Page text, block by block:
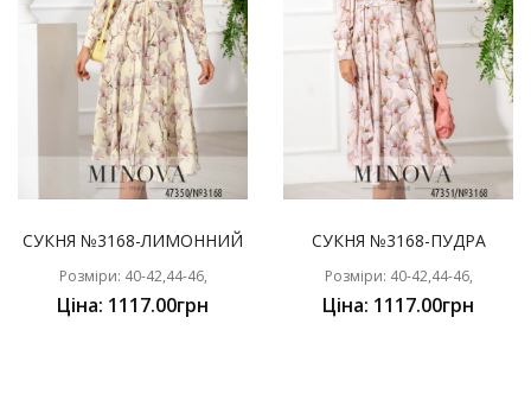
СУКНЯ №3168-ЛИМОННИЙ
Розміри: 40-42,44-46,
Ціна: 1117.00грн
СУКНЯ №3168-ПУДРА
Розміри: 40-42,44-46,
Ціна: 1117.00грн